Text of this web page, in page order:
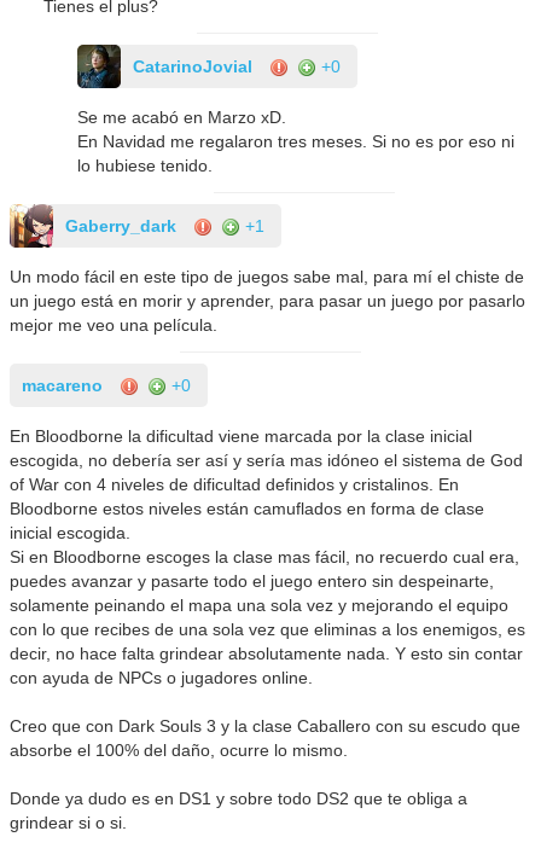
Tienes el plus?
CatarinoJovial +0
Se me acabó en Marzo xD.
En Navidad me regalaron tres meses. Si no es por eso ni
lo hubiese tenido.
Gaberry_dark +1
Un modo fácil en este tipo de juegos sabe mal, para mí el chiste de
un juego está en morir y aprender, para pasar un juego por pasarlo
mejor me veo una película.
macareno +0
En Bloodborne la dificultad viene marcada por la clase inicial
escogida, no debería ser así y sería mas idóneo el sistema de God
of War con 4 niveles de dificultad definidos y cristalinos. En
Bloodborne estos niveles están camuflados en forma de clase
inicial escogida.
Si en Bloodborne escoges la clase mas fácil, no recuerdo cual era,
puedes avanzar y pasarte todo el juego entero sin despeinarte,
solamente peinando el mapa una sola vez y mejorando el equipo
con lo que recibes de una sola vez que eliminas a los enemigos, es
decir, no hace falta grindear absolutamente nada. Y esto sin contar
con ayuda de NPCs o jugadores online.
Creo que con Dark Souls 3 y la clase Caballero con su escudo que
absorbe el 100% del daño, ocurre lo mismo.
Donde ya dudo es en DS1 y sobre todo DS2 que te obliga a
grindear si o si.